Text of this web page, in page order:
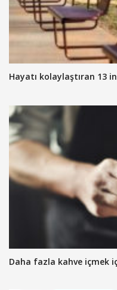
Hayatı kolaylaştıran 13
Daha fazla kahve içmek